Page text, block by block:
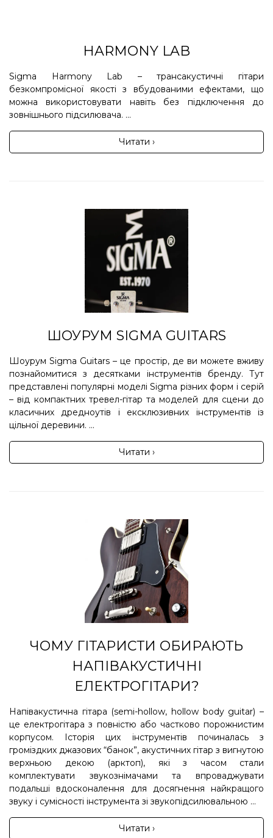
HARMONY LAB
Sigma Harmony Lab – трансакустичні гітари
безкомпромісної якості з вбудованими ефектами, що
можна використовувати навіть без підключення до
зовнішнього підсилювача. ...
Читати ›
ШОУРУМ SIGMA GUITARS
Шоурум Sigma Guitars – це простір, де ви можете вживу
познайомитися з десятками інструментів бренду. Тут
представлені популярні моделі Sigma різних форм і серій
– від компактних тревел-гітар та моделей для сцени до
класичних дредноутів і ексклюзивних інструментів із
цільної деревини. ...
Читати ›
ЧОМУ ГІТАРИСТИ ОБИРАЮТЬ
НАПІВАКУСТИЧНІ
ЕЛЕКТРОГІТАРИ?
Напівакустична гітара (semi-hollow, hollow body guitar) –
це електрогітара з повністю або частково порожнистим
корпусом. Історія цих інструментів починалась з
громіздких джазових “банок”, акустичних гітар з вигнутою
верхньою декою (арктоп), які з часом стали
комплектувати звукознімачами та впроваджувати
подальші вдосконалення для досягнення найкращого
звуку і сумісності інструмента зі звукопідсилювальною ...
Читати ›